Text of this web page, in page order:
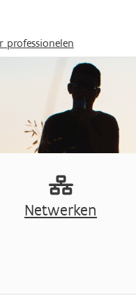
en naar de inhoud gaan
professionelen
Netwerken